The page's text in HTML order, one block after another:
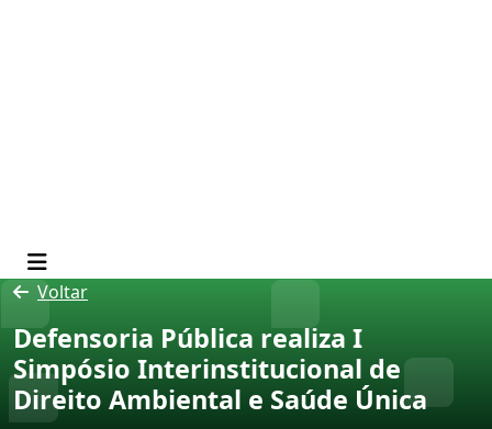
Voltar
Defensoria Pública realiza I
Simpósio Interinstitucional de
Direito Ambiental e Saúde Única